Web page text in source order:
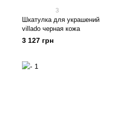
3
Шкатулка для украшений
villado черная кожа
3 127 грн